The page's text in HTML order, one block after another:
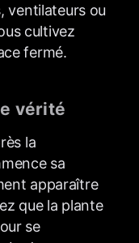
ventilateurs ou
cultivez
fermé.
vérité
la
sa
apparaître
que la plante
se